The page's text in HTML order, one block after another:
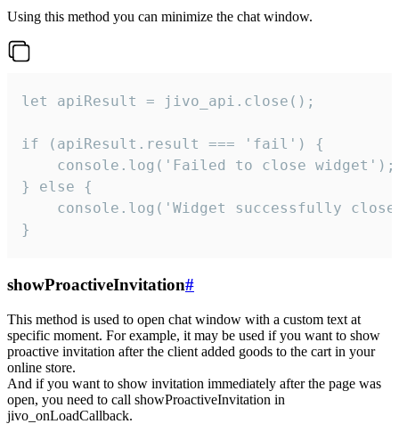
Using this method you can minimize the chat window.
let apiResult = jivo_api.close();
if (apiResult.result === 'fail') {
    console.log('Failed to close widget');
} else {
console.log('Widget successfully
}
showProactiveInvitation#
This method is used to open chat window with a custom text at
specific moment. For example, it may be used if you want to show
proactive invitation after the client added goods to the cart in your
online store.
And if you want to show invitation immediately after the page was
open, you need to call showProactiveInvitation in
jivo_onLoadCallback.